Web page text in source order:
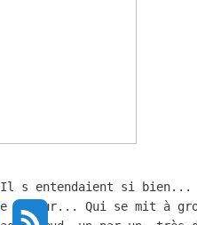
s entendaient si
Qui se mit à